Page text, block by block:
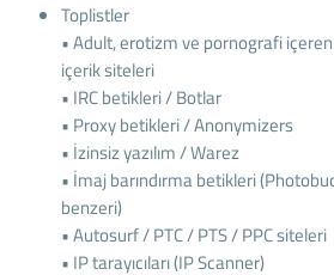
Toplistler
• Adult, erotizm ve pornografi içeren
içerik siteleri
• IRC betikleri / Botlar
• Proxy betikleri / Anonymizers
• İzinsiz yazılım / Warez
• İmaj barındırma betikleri
benzeri)
• Autosurf / PTC / PTS / PPC siteleri
• IP tarayıcıları (IP Scanner)